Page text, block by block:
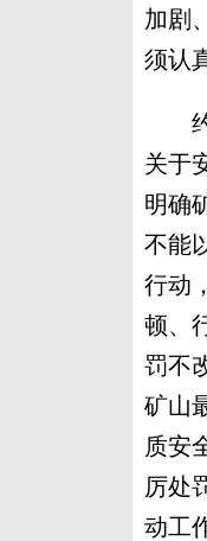
加剧
须认
约
关于
明确
不能
行动
顿、
罚不
矿山
质安
厉处
动工